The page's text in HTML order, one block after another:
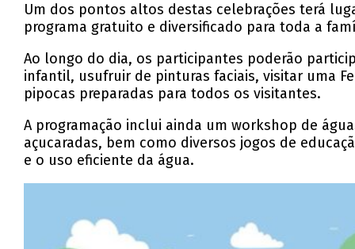
Um dos pontos altos destas celebrações terá
programa gratuito e diversificado para toda a
Ao longo do dia, os participantes poderão
infantil, usufruir de pinturas faciais, visitar uma
pipocas preparadas para todos os visitantes.
A programação inclui ainda um workshop de
açucaradas, bem como diversos jogos de
e o uso eficiente da água.